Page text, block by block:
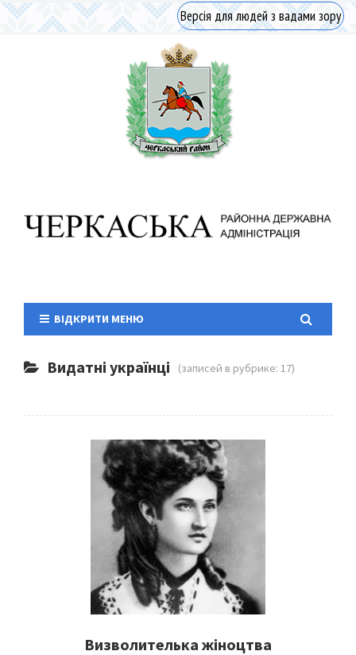
Версія для людей з вадами зору
ВІДКРИТИ МЕНЮ
Видатні українці (записей в рубрике: 17)
Визволителька жіноцтва